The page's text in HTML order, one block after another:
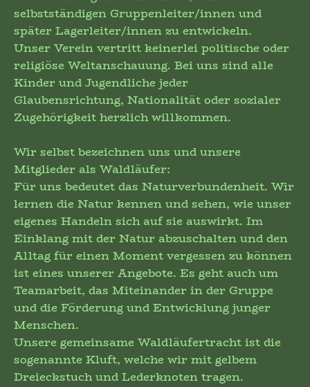
selbstständigen Gruppenleiter/innen und
später Lagerleiter/innen zu entwickeln.
Unser Verein vertritt keinerlei politische oder
religiöse Weltanschauung. Bei uns sind alle
Kinder und Jugendliche jeder
Glaubensrichtung, Nationalität oder sozialer
Zugehörigkeit herzlich willkommen.
Wir selbst bezeichnen uns und unsere
Mitglieder als Waldläufer:
Für uns bedeutet das Naturverbundenheit. Wir
lernen die Natur kennen und sehen, wie unser
eigenes Handeln sich auf sie auswirkt. Im
Einklang mit der Natur abzuschalten und den
Alltag für einen Moment vergessen zu können
ist eines unserer Angebote. Es geht auch um
Teamarbeit, das Miteinander in der Gruppe
und die Förderung und Entwicklung junger
Menschen.
Unsere gemeinsame Waldläufertracht ist die
sogenannte Kluft, welche wir mit gelbem
Dreieckstuch und Lederknoten tragen.